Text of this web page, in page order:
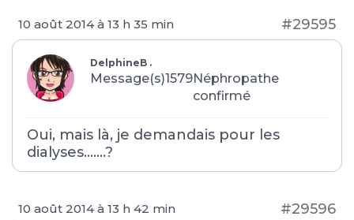
10 août 2014 à 13 h 35 min #29595
DelphineB .
Message(s)1579Néphropathe
confirmé
Oui, mais là, je demandais pour les
dialyses…….?
10 août 2014 à 13 h 42 min #29596